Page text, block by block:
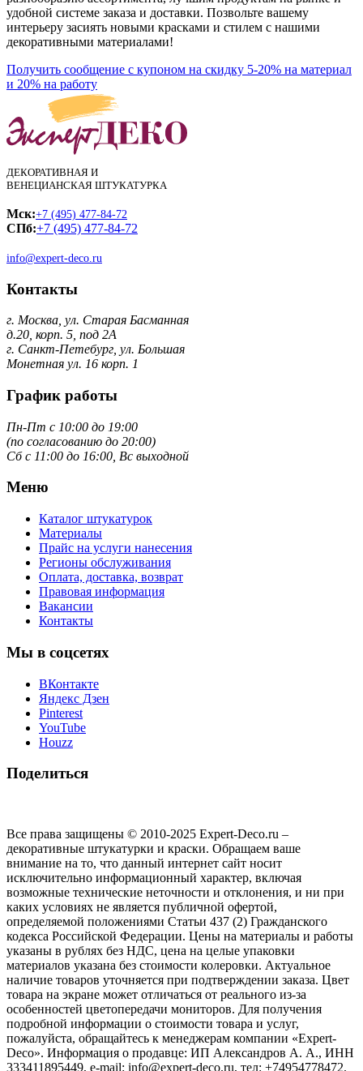
удобной системе заказа и доставки. Позвольте вашему
интерьеру засиять новыми красками и стилем с нашими
декоративными материалами!
Получить сообщение с купоном на скидку 5-20% на материал
и 20% на работу
ДЕКОРАТИВНАЯ И
ВЕНЕЦИАНСКАЯ ШТУКАТУРКА
Мск:+7 (495) 477-84-72
СПб:+7 (495) 477-84-72
info@expert-deco.ru
Контакты
г. Москва, ул. Старая Басманная
д.20, корп. 5, под 2А
г. Санкт-Петебург, ул. Большая
Монетная ул. 16 корп. 1
График работы
Пн-Пт с 10:00 до 19:00
(по согласованию до 20:00)
Сб с 11:00 до 16:00, Вс выходной
Меню
Каталог штукатурок
Материалы
Прайс на услуги нанесения
Регионы обслуживания
Оплата, доставка, возврат
Правовая информация
Вакансии
Контакты
Мы в соцсетях
ВКонтакте
Яндекс Дзен
Pinterest
YouTube
Houzz
Поделиться
Все права защищены © 2010-2025 Expert-Deco.ru –
декоративные штукатурки и краски. Обращаем ваше
внимание на то, что данный интернет сайт носит
исключительно информационный характер, включая
возможные технические неточности и отклонения, и ни при
каких условиях не является публичной офертой,
определяемой положениями Статьи 437 (2) Гражданского
кодекса Российской Федерации. Цены на материалы и работы
указаны в рублях без НДС, цена на целые упаковки
материалов указана без стоимости колеровки. Актуальное
наличие товаров уточняется при подтверждении заказа. Цвет
товара на экране может отличаться от реального из‑за
особенностей цветопередачи мониторов. Для получения
подробной информации о стоимости товара и услуг,
пожалуйста, обращайтесь к менеджерам компании «Expert-
Deco». Информация о продавце: ИП Александров А. А., ИНН
333411895449, e-mail: info@expert-deco.ru, тел: +74954778472.